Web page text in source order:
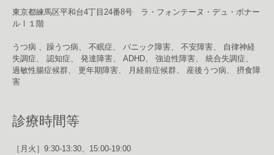
東京都練馬区平和台4丁目24番8号 ラ・フォンテーヌ・デュ・ボナー
ルⅠ１階
うつ病 、躁うつ病、 不眠症、 パニック障害、 不安障害、 自律神経
失調症、 認知症、 発達障害、 ADHD、 強迫性障害、 統合失調症、
過敏性腸症候群、 更年期障害、 月経前症候群、 産後うつ病、 摂食障
害
診療時間等
［月火］9:30-13:30、15:00-19:00